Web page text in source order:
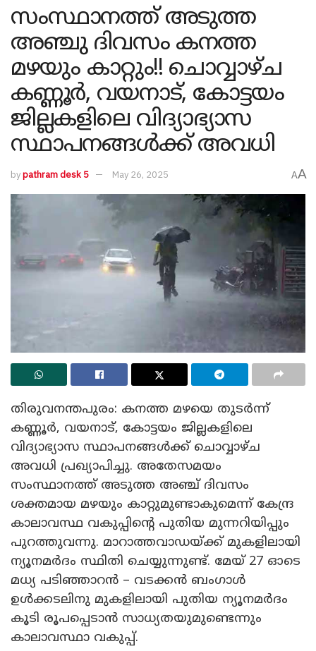
സംസ്ഥാനത്ത് അടുത്ത
അഞ്ചു ദിവസം കനത്ത
മഴയും കാറ്റും!! ചൊവ്വാഴ്ച
കണ്ണൂർ, വയനാട്, കോട്ടയം
ജില്ലകളിലെ വിദ്യാഭ്യാസ
സ്ഥാപനങ്ങൾക്ക് അവധി
bypathram desk 5 May 26, 2025 AA
തിരുവനന്തപുരം: കനത്ത മഴയെ തുടർന്ന്
കണ്ണൂർ, വയനാട്, കോട്ടയം ജില്ലകളിലെ
വിദ്യാഭ്യാസ സ്ഥാപനങ്ങൾക്ക് ചൊവ്വാഴ്ച
അവധി പ്രഖ്യാപിച്ചു. അതേസമയം
സംസ്ഥാനത്ത് അടുത്ത അഞ്ച് ദിവസം
ശക്തമായ മഴയും കാറ്റുമുണ്ടാകുമെന്ന് കേന്ദ്ര
കാലാവസ്ഥ വകുപ്പിന്റെ പുതിയ മുന്നറിയിപ്പും
പുറത്തുവന്നു. മാറാത്തവാഡയ്ക്ക് മുകളിലായി
ന്യൂനമർദം സ്ഥിതി ചെയ്യുന്നുണ്ട്. മേയ് 27 ഓടെ
മധ്യ പടിഞ്ഞാറൻ – വടക്കൻ ബംഗാൾ
ഉൾക്കടലിനു മുകളിലായി പുതിയ ന്യൂനമർദം
കൂടി രൂപപ്പെടാൻ സാധ്യതയുമുണ്ടെന്നും
കാലാവസ്ഥാ വകുപ്പ്.